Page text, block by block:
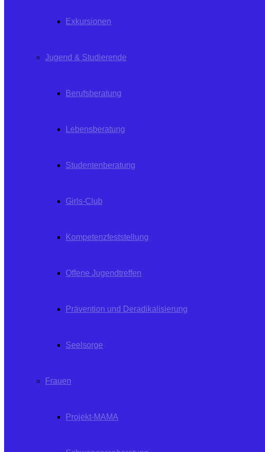
Exkursionen
Jugend & Studierende
Berufsberatung
Lebensberatung
Studentenberatung
Girls-Club
Kompetenzfeststellung
Offene Jugendtreffen
Prävention und Deradikalisierung
Seelsorge
Frauen
Projekt-MAMA